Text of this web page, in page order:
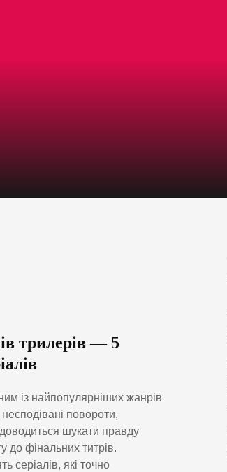
трилерів — 5
із найпопулярніших жанрів
повороти,
шукати правду
до фінальних титрів.
серіалів, які точно